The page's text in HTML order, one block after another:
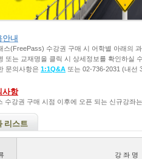
내
스(FreePass) 수강권 구매 시 어학별 아래의
또는 교재명을 클릭 시 상세정보를 확인하실
문의사항은 1:1Q&A 또는 02-736-2031 (내선
항
수강권 구매 시점 이후에 오픈 되는 신규강좌
리스트
강 좌 명